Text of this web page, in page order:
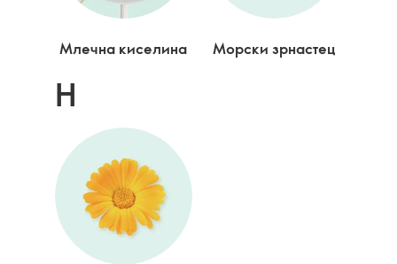
Млечна киселина Морски зрнастец
Н